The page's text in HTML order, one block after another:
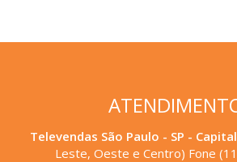
Televendas São Paulo - SP - Capital
Leste, Oeste e Centro) Fone